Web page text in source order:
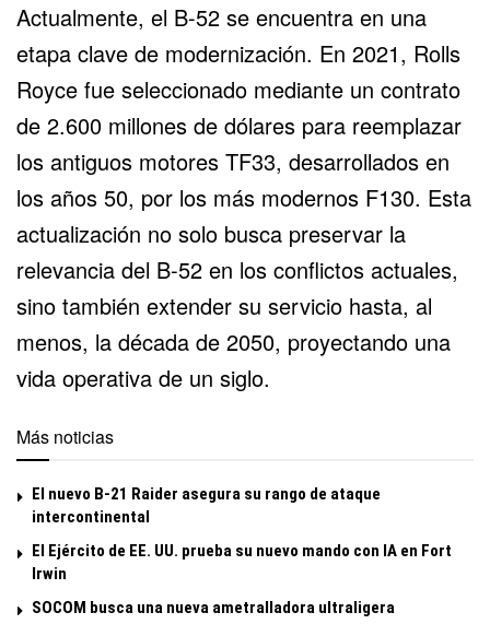
Actualmente, el B-52 se encuentra en una
etapa clave de modernización. En 2021, Rolls
Royce fue seleccionado mediante un contrato
de 2.600 millones de dólares para reemplazar
los antiguos motores TF33, desarrollados en
los años 50, por los más modernos F130. Esta
actualización no solo busca preservar la
relevancia del B-52 en los conflictos actuales,
sino también extender su servicio hasta, al
menos, la década de 2050, proyectando una
vida operativa de un siglo.
Más noticias
El nuevo B-21 Raider asegura su rango de ataque
intercontinental
El Ejército de EE. UU. prueba su nuevo mando con IA en Fort
Irwin
SOCOM busca una nueva ametralladora ultraligera